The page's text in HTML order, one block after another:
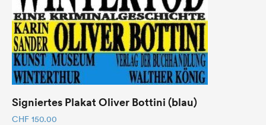
Signiertes Plakat Oliver Bottini (blau)
CHF 150.00